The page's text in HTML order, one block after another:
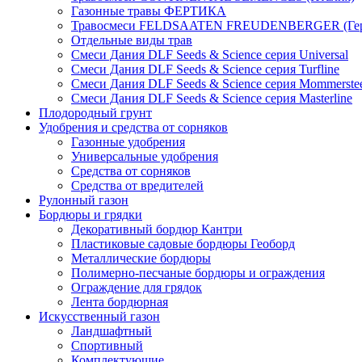
Газонные травы ФЕРТИКА
Травосмеси FELDSAATEN FREUDENBERGER
Отдельные виды трав
Смеси Дания DLF Seeds & Sciеnce серия Universal
Смеси Дания DLF Seeds & Sciеnce серия Turfline
Смеси Дания DLF Seeds & Sciеnce серия
Смеси Дания DLF Seeds & Sciеnce серия Masterline
Плодородный грунт
Удобрения и средства от сорняков
Газонные удобрения
Универсальные удобрения
Средства от сорняков
Средства от вредителей
Рулонный газон
Бордюры и грядки
Декоративный бордюр Кантри
Пластиковые садовые бордюры Геоборд
Металлические бордюры
Полимерно-песчаные бордюры и ограждения
Ограждение для грядок
Лента бордюрная
Искусственный газон
Ландшафтный
Спортивный